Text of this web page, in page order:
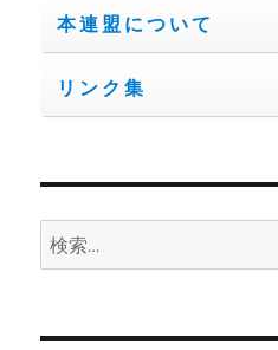
本連盟について
リンク集
検
索: